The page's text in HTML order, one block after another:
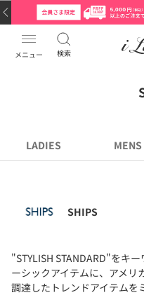
メニュー 検索
LADIES MENS
SHIPS
"STYLISH STANDARD"をキ
ーシックアイテムに、アメリ
調達したトレンドアイテム